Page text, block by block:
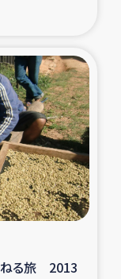
も支援
活動
越冬支援
援
支援事業
ねる旅 2013